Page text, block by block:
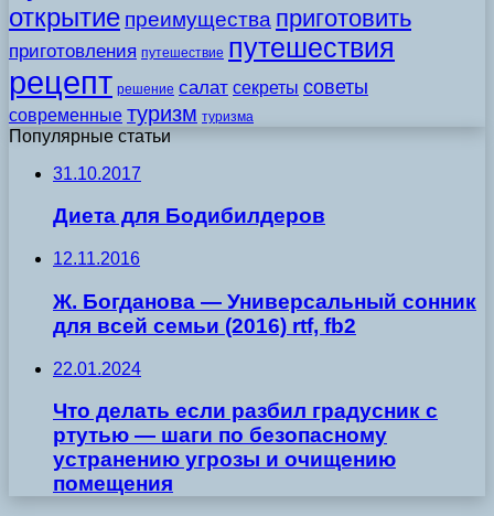
открытие преимущества приготовить
приготовления путешествие путешествия
рецепт решение салат секреты советы
современные туризм туризма
Популярные статьи
31.10.2017
Диета для Бодибилдеров
12.11.2016
Ж. Богданова — Универсальный сонник
для всей семьи (2016) rtf, fb2
22.01.2024
Что делать если разбил градусник с
ртутью — шаги по безопасному
устранению угрозы и очищению
помещения